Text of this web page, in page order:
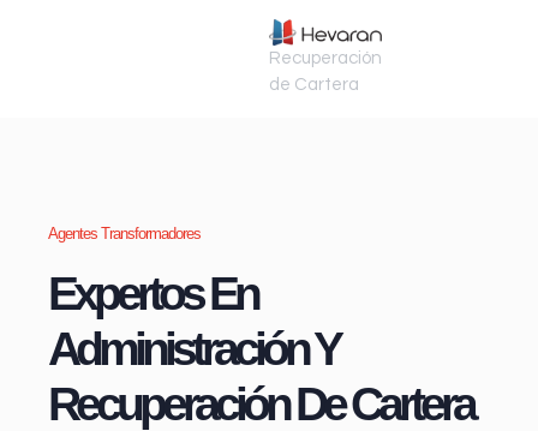
Recuperación
de Cartera
Agentes Transformadores
Expertos En
Administración Y
Recuperación De Cartera